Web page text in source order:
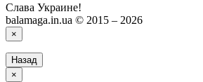
Слава Украине!
balamaga.in.ua © 2015 – 2026
×
Назад
×